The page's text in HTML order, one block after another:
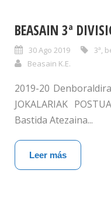
BEASAIN 3ª
30 Ago 2019 3ª
Beasain K.E.
2019-20
JOKALARIAK
Bastida Atezaina...
Leer más